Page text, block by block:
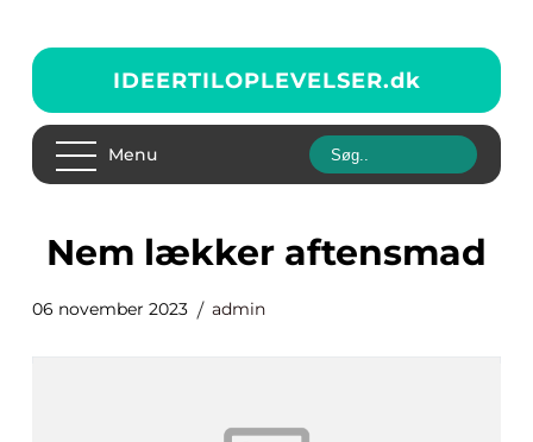
IDEERTILOPLEVELSER.dk
Menu
nem lækker aftensmad
06 november 2023 admin